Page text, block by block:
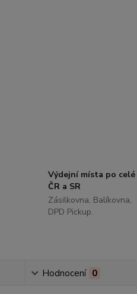
Výdejní místa po celé
ČR a SR
Zásilkovna, Balíkovna,
DPD Pickup.
Hodnocení 0